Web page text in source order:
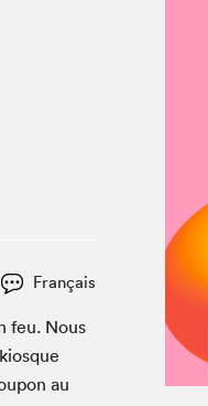
Français
feu. Nous
au